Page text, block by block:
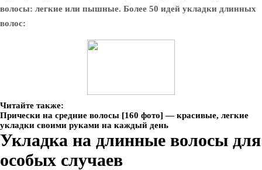
волосы: легкие или пышные. Более 50 идей укладки длинных
волос:
Читайте также:
Прически на средние волосы [160 фото] — красивые, легкие
укладки своими руками на каждый день
Укладка на длинные волосы для
особых случаев